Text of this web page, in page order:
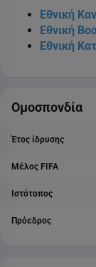
Εθνική
Εθνική
Εθνική
Ομοσπονδία
Έτος ίδρυσης
Μέλος FIFA
Ιστότοπος
Πρόεδρος